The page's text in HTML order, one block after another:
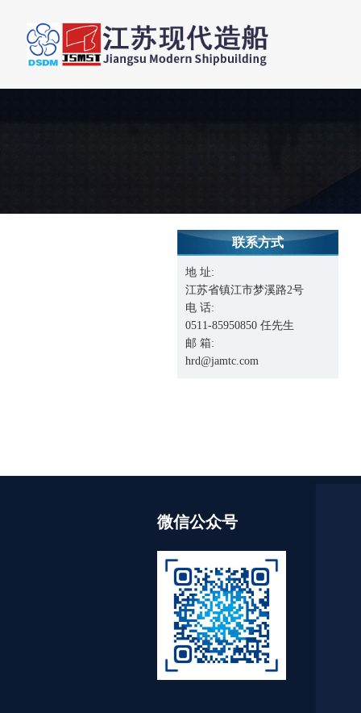
联系方式
地 址:
江苏省镇江市梦溪路2号
电 话:
0511-85950850 任先生
邮 箱:
hrd@jamtc.com
微信公众号